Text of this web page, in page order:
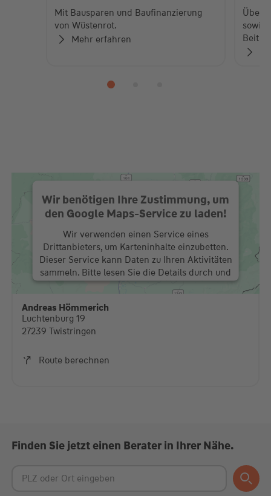
Mit Bausparen und Baufinanzierung
von Wüstenrot.
Mehr erfahren
Über
sowie
Wir benötigen Ihre Zustimmung, um
den Google Maps-Service zu laden!
Wir verwenden einen Service eines
Drittanbieters, um Karteninhalte einzubetten.
Dieser Service kann Daten zu Ihren Aktivitäten
sammeln. Bitte lesen Sie die Details durch und
stimmen Sie der Nutzung des Service zu, um
diese Karte anzuzeigen.
Andreas Hömmerich
Luchtenburg 19
27239 Twistringen
Route berechnen
Finden Sie jetzt einen Berater in Ihrer Nähe.